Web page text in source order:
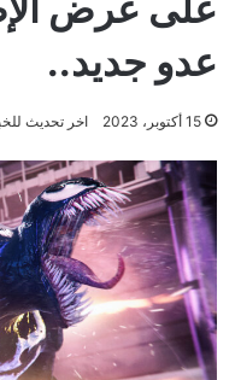
على عرض
عدو جديد..
15 أكتوبر، 2023 اخر تحديث للخبر: 16